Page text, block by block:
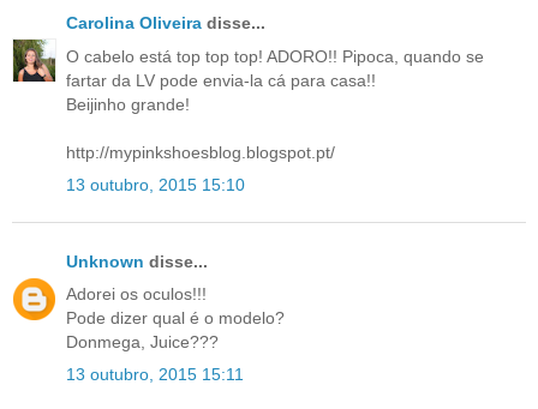
Carolina Oliveira disse...
O cabelo está top top top! ADORO!! Pipoca, quando se
fartar da LV pode envia-la cá para casa!!
Beijinho grande!
http://mypinkshoesblog.blogspot.pt/
13 outubro, 2015 15:10
Unknown disse...
Adorei os oculos!!!
Pode dizer qual é o modelo?
Donmega, Juice???
13 outubro, 2015 15:11